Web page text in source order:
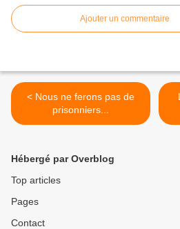
Ajouter un commentaire
< Nous ne ferons pas de
prisonniers...
Hébergé par Overblog
Top articles
Pages
Contact